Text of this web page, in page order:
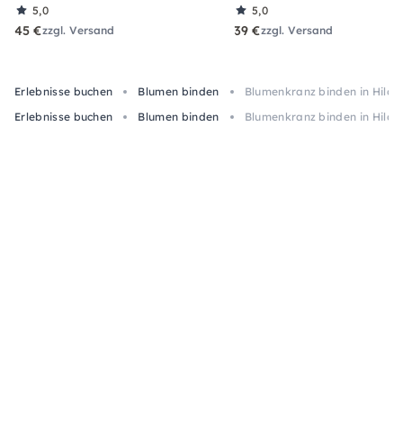
5,0
45 €zzgl. Versand
5,0
39 €zzgl. Versand
Erlebnisse buchen Blumen binden
Blumenkranz binden in
Erlebnisse buchen
Blumen binden Blumenkranz binden in